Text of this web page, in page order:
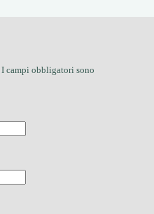
I campi obbligatori sono